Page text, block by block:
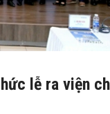
lễ ra viện